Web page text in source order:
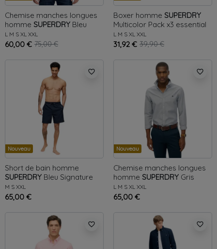
Chemise manches longues
homme SUPERDRY Bleu
Michigan
L M S XL XXL
60,00 € 75,00 €
Boxer homme SUPERDRY
Multicolor Pack x3 essential
L M S XL XXL
31,92 € 39,90 €
favorite_border
Nouveau
Short de bain homme
SUPERDRY Bleu Signature
M S XXL
65,00 €
favorite_border
Nouveau
Chemise manches longues
homme SUPERDRY Gris
Oxford
L M S XL XXL
65,00 €
favorite_border favorite_border